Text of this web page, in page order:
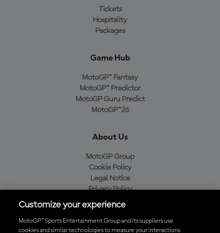
Tickets
Hospitality
Packages
Game Hub
MotoGP™ Fantasy
MotoGP™ Predictor
MotoGP Guru Predict
MotoGP™26
About Us
MotoGP Group
Cookie Policy
Legal Notice
Privacy Policy
Purchase Policy
Customize your experience
MotoGP™ Sports Entertainment Group and its suppliers use
cookies and similar technologies to measure your interactions